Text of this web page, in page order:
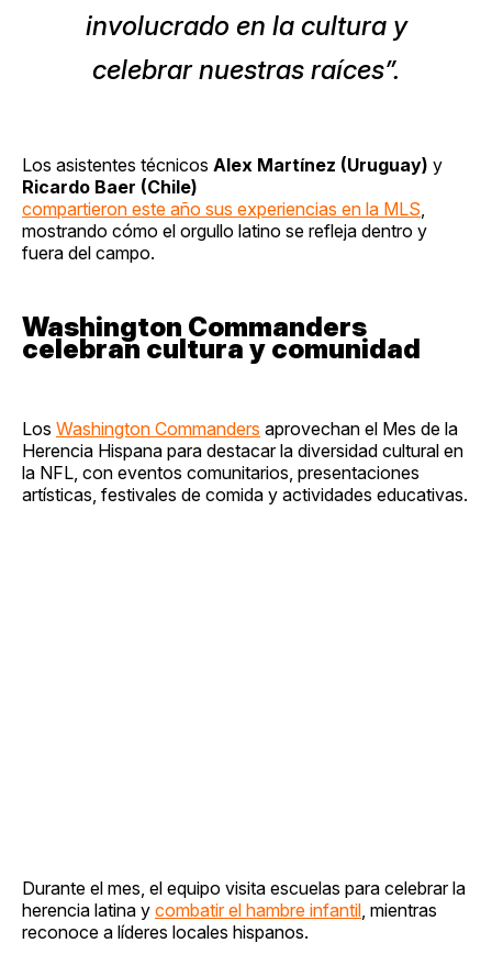
involucrado en la cultura y
celebrar nuestras raíces”.
Los asistentes técnicos Alex Martínez (Uruguay) y
Ricardo Baer (Chile)
compartieron este año sus experiencias en la MLS,
mostrando cómo el orgullo latino se refleja dentro y
fuera del campo.
Washington Commanders
celebran cultura y comunidad
Los Washington Commanders aprovechan el Mes de la
Herencia Hispana para destacar la diversidad cultural en
la NFL, con eventos comunitarios, presentaciones
artísticas, festivales de comida y actividades educativas.
Durante el mes, el equipo visita escuelas para celebrar la
herencia latina y combatir el hambre infantil, mientras
reconoce a líderes locales hispanos.